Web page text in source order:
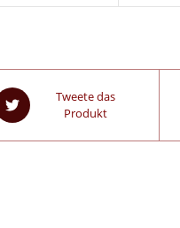
Tweete das
Produkt